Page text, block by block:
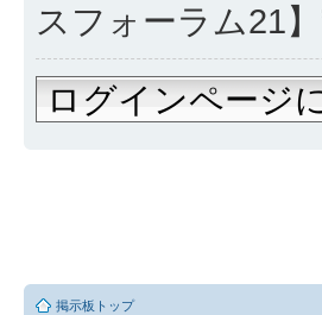
スフォーラム21
ログインページ
掲示板トップ